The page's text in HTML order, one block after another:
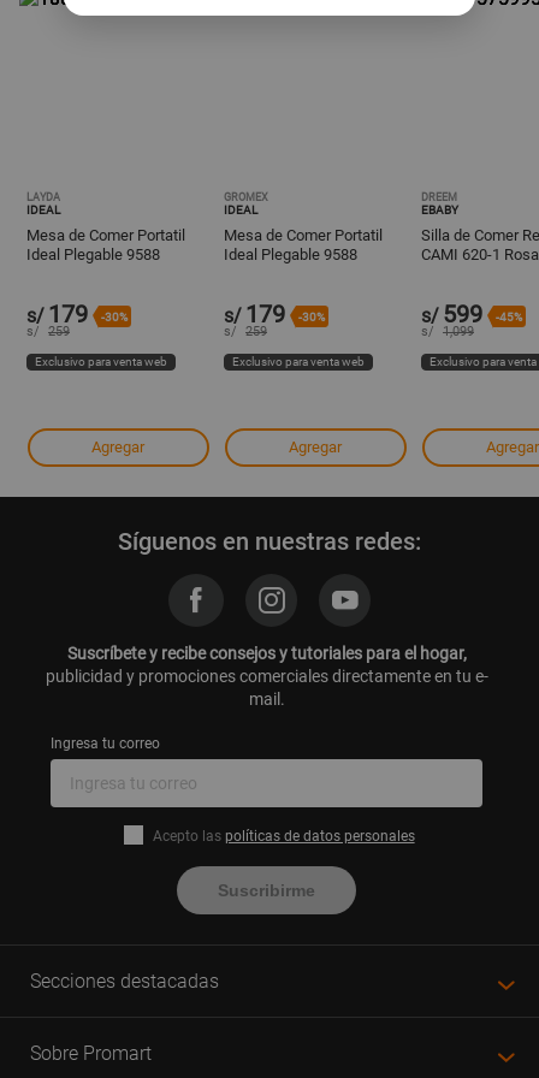
LAYDA
IDEAL
Mesa de Comer Portatil
Ideal Plegable 9588
s/ 179 -30%
s/ 259
Exclusivo para venta web
Agregar
GROMEX
IDEAL
Mesa de Comer Portatil
Ideal Plegable 9588
s/ 179 -30%
s/ 259
Exclusivo para venta web
Agregar
DREEM
EBABY
Silla de Comer
CAMI 620-1
s/ 599 -45%
s/ 1,099
Exclusivo para
Agregar
Síguenos en nuestras redes:
Suscríbete y recibe consejos y tutoriales para el hogar,
publicidad y promociones comerciales directamente en tu e-
mail.
Ingresa tu correo
Acepto las políticas de datos personales
Suscribirme
Secciones destacadas
Sobre Promart